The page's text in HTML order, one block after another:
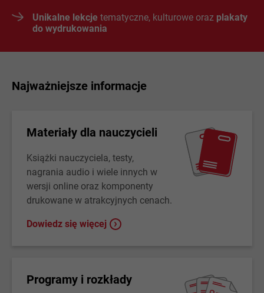
Unikalne lekcje tematyczne, kulturowe oraz plakaty
do wydrukowania
Najważniejsze informacje
Materiały dla nauczycieli
Książki nauczyciela, testy,
nagrania audio i wiele innych w
wersji online oraz komponenty
drukowane w atrakcyjnych cenach.
Dowiedz się więcej
Programy i rozkłady